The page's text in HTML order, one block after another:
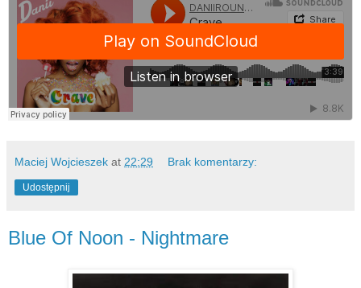
Maciej Wojcieszek at 22:29 Brak komentarzy:
Udostępnij
Blue Of Noon - Nightmare